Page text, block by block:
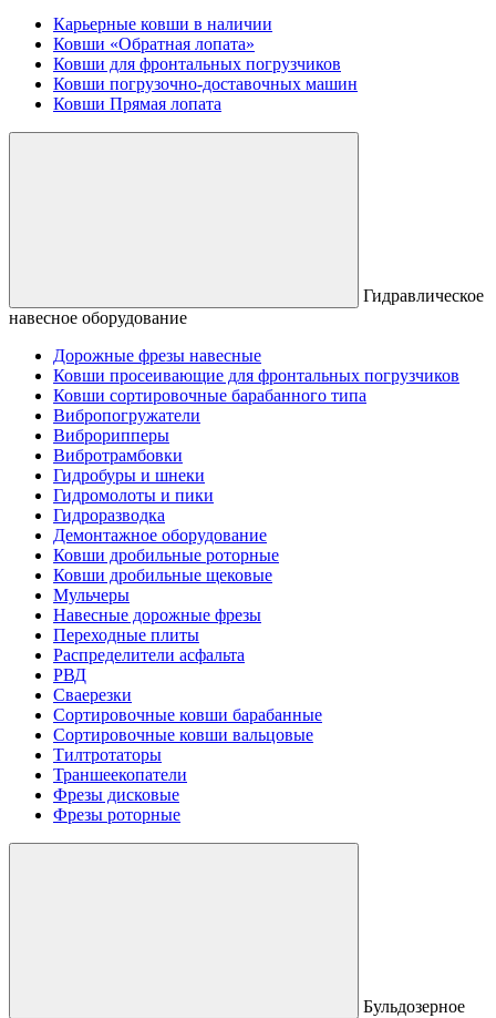
Карьерные ковши в наличии
Ковши «Обратная лопата»
Ковши для фронтальных погрузчиков
Ковши погрузочно-доставочных машин
Ковши Прямая лопата
Гидравлическое
навесное оборудование
Дорожные фрезы навесные
Ковши просеивающие для фронтальных погрузчиков
Ковши сортировочные барабанного типа
Вибропогружатели
Виброрипперы
Вибротрамбовки
Гидробуры и шнеки
Гидромолоты и пики
Гидроразводка
Демонтажное оборудование
Ковши дробильные роторные
Ковши дробильные щековые
Мульчеры
Навесные дорожные фрезы
Переходные плиты
Распределители асфальта
РВД
Сваерезки
Сортировочные ковши барабанные
Сортировочные ковши вальцовые
Тилтротаторы
Траншеекопатели
Фрезы дисковые
Фрезы роторные
Бульдозерное